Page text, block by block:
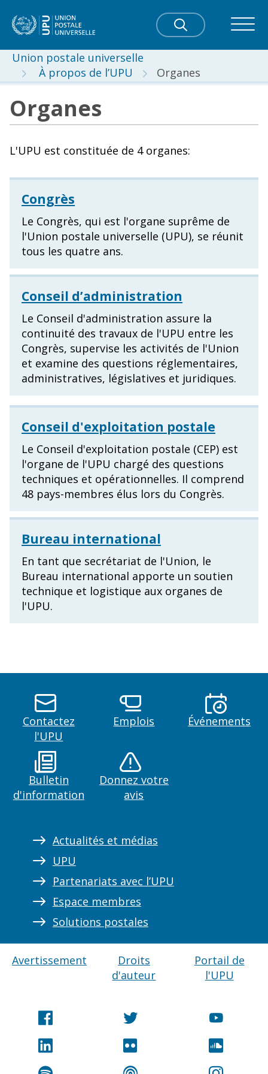
Union postale universelle
À propos de l’UPU
Organes
Organes
L'UPU est constituée de 4 organes:
Congrès
Le Congrès, qui est l'organe suprême de
l'Union postale universelle (UPU), se réunit
tous les quatre ans.
Conseil d’administration
Le Conseil d'administration assure la
continuité des travaux de l'UPU entre les
Congrès, supervise les activités de l'Union
et examine des questions réglementaires,
administratives, législatives et juridiques.
Conseil d'exploitation postale
Le Conseil d'exploitation postale (CEP) est
l'organe de l'UPU chargé des questions
techniques et opérationnelles. Il comprend
48 pays-membres élus lors du Congrès.
Bureau international
En tant que secrétariat de l'Union, le
Bureau international apporte un soutien
technique et logistique aux organes de
l'UPU.
Contactez
l'UPU
Emplois Événements
Bulletin
d'information
Donnez votre
avis
Actualités et médias
UPU
Partenariats avec l’UPU
Espace membres
Solutions postales
Avertissement
Droits
d'auteur
Portail de
l'UPU